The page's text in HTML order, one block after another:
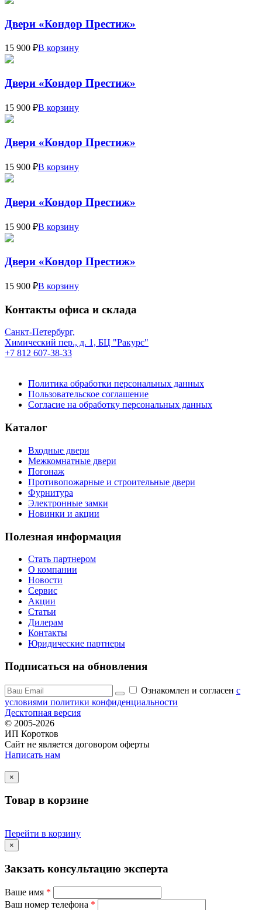
Двери «Кондор Престиж»
15 900 ₽В корзину
Двери «Кондор Престиж»
15 900 ₽В корзину
Двери «Кондор Престиж»
15 900 ₽В корзину
Двери «Кондор Престиж»
15 900 ₽В корзину
Двери «Кондор Престиж»
15 900 ₽В корзину
Контакты офиса и склада
Санкт-Петербург,
Химический пер., д. 1, БЦ "Ракурс"
+7 812 607-38-33
Политика обработки персональных данных
Пользовательское соглашение
Согласие на обработку персональных данных
Каталог
Входные двери
Межкомнатные двери
Погонаж
Противопожарные и строительные двери
Фурнитура
Электронные замки
Новинки и акции
Полезная информация
Стать партнером
О компании
Новости
Сервис
Акции
Статьи
Дилерам
Контакты
Юридические партнеры
Подписаться на обновления
Ознакомлен и согласен c
условиями политики конфиденциальности
Десктопная версия
© 2005-2026
ИП Коротков
Сайт не является договором оферты
Написать нам
×
Товар в корзине
Перейти в корзину
×
Закзать консультацию эксперта
Ваше имя *
Ваш номер телефона *